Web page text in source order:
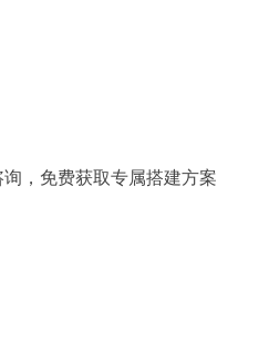
，免费获取专属搭建方案